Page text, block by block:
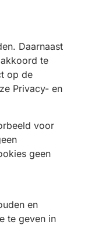
Daarnaast
te
op de
Privacy- en
voor
geen
en
te geven in